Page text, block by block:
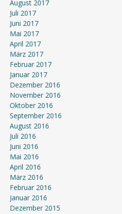
August 2017
Juli 2017
Juni 2017
Mai 2017
April 2017
März 2017
Februar 2017
Januar 2017
Dezember 2016
November 2016
Oktober 2016
September 2016
August 2016
Juli 2016
Juni 2016
Mai 2016
April 2016
März 2016
Februar 2016
Januar 2016
Dezember 2015